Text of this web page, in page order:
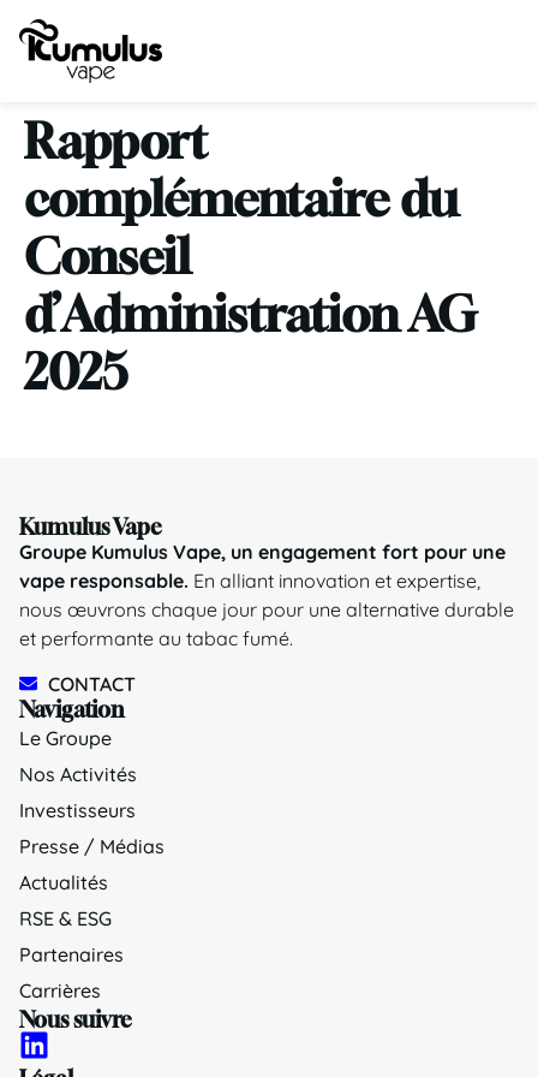
Rapport
complémentaire du
Conseil
d’Administration AG
2025
Kumulus Vape
Groupe Kumulus Vape, un engagement fort pour une
vape responsable. En alliant innovation et expertise,
nous œuvrons chaque jour pour une alternative durable
et performante au tabac fumé.
CONTACT
Navigation
Le Groupe
Nos Activités
Investisseurs
Presse / Médias
Actualités
RSE & ESG
Partenaires
Carrières
Nous suivre